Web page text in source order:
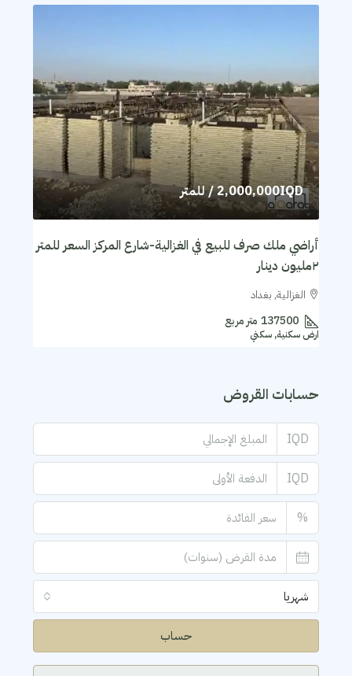
2,000,000IQD/ للمتر
أراضي ملك صرف للبيع في الغزالية-شارع المركز السعر للمتر
٢مليون دينار
الغزالية, بغداد
137500 متر مربع
ارض سكنية, سكني
حسابات القروض
IQD
IQD
%
شهريا
حساب